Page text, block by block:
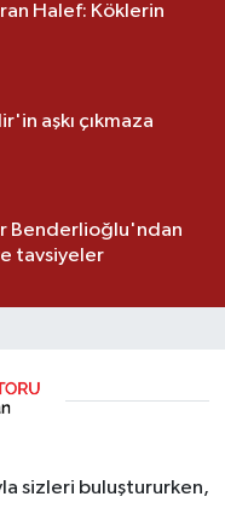
Halef: Köklerin
aşkı çıkmaza
Benderlioğlu'ndan
tavsiyeler
sizleri buluştururken,